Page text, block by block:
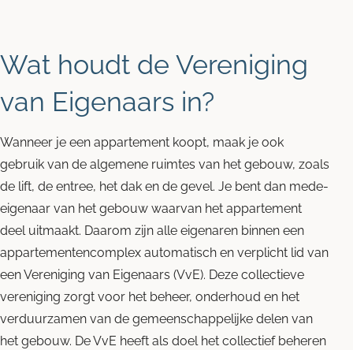
Wat houdt de Vereniging
van Eigenaars in?
Wanneer je een appartement koopt, maak je ook
gebruik van de algemene ruimtes van het gebouw, zoals
de lift, de entree, het dak en de gevel. Je bent dan mede-
eigenaar van het gebouw waarvan het appartement
deel uitmaakt. Daarom zijn alle eigenaren binnen een
appartementencomplex automatisch en verplicht lid van
een Vereniging van Eigenaars (VvE). Deze collectieve
vereniging zorgt voor het beheer, onderhoud en het
verduurzamen van de gemeenschappelijke delen van
het gebouw. De VvE heeft als doel het collectief beheren